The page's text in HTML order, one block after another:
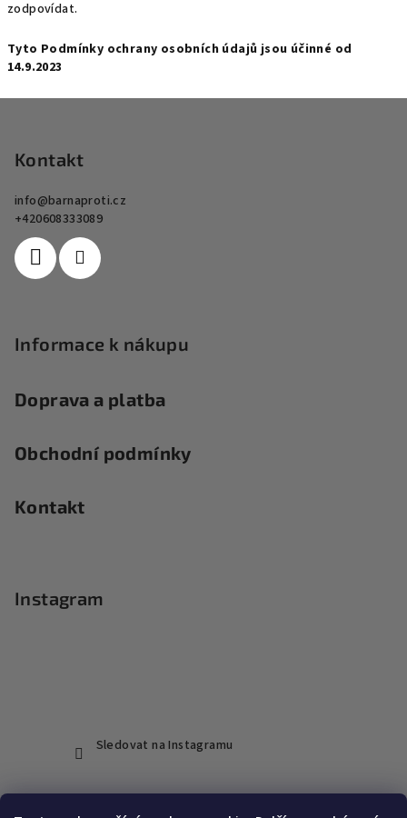
zodpovídat.
Tyto Podmínky ochrany osobních údajů jsou účinné od
14.9.2023
Kontakt
info@barnaproti.cz
+420608333089
Informace k nákupu
Doprava a platba
Obchodní podmínky
Kontakt
Instagram
Sledovat na Instagramu